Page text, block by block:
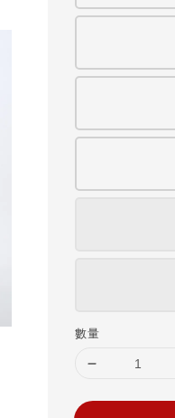
數量